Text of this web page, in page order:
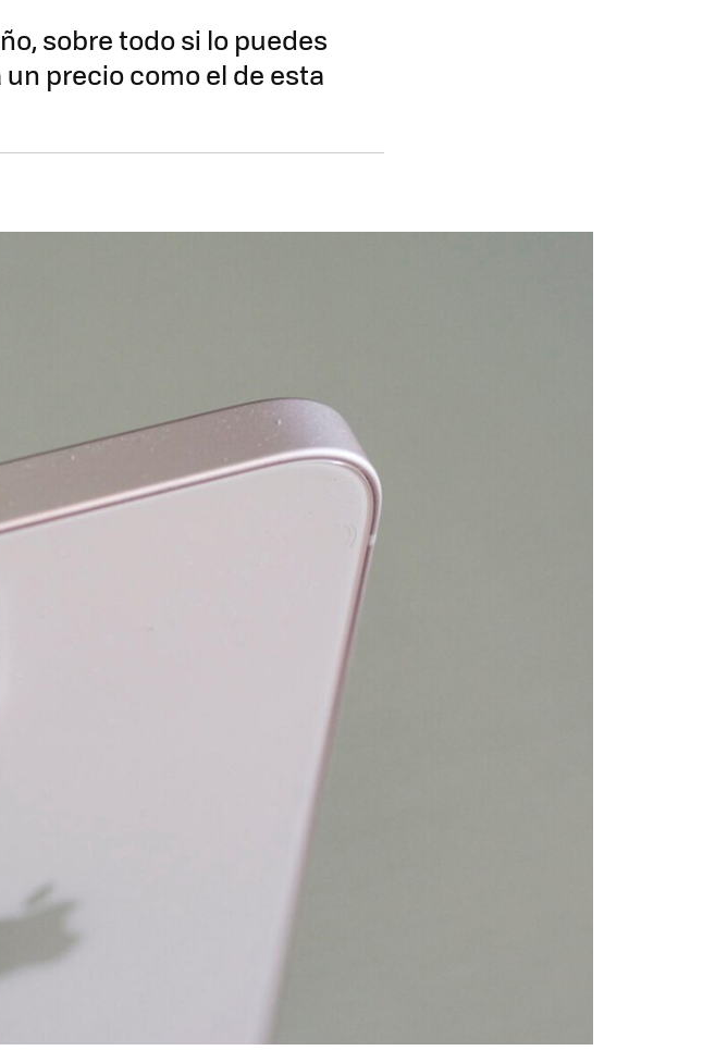
sobre todo si lo puedes
precio como el de esta